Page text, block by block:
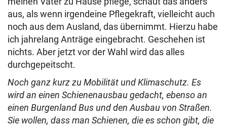
aus, als wenn irgendeine Pflegekraft, vielleicht auch
noch aus dem Ausland, das übernimmt. Hierzu habe
ich jahrelang Anträge eingebracht. Geschehen ist
nichts. Aber jetzt vor der Wahl wird das alles
durchgepeitscht.
Noch ganz kurz zu Mobilität und Klimaschutz. Es
wird an einen Schienenausbau gedacht, ebenso an
einen Burgenland Bus und den Ausbau von Straßen.
Sie wollen, dass man Schienen, die es schon gibt, die